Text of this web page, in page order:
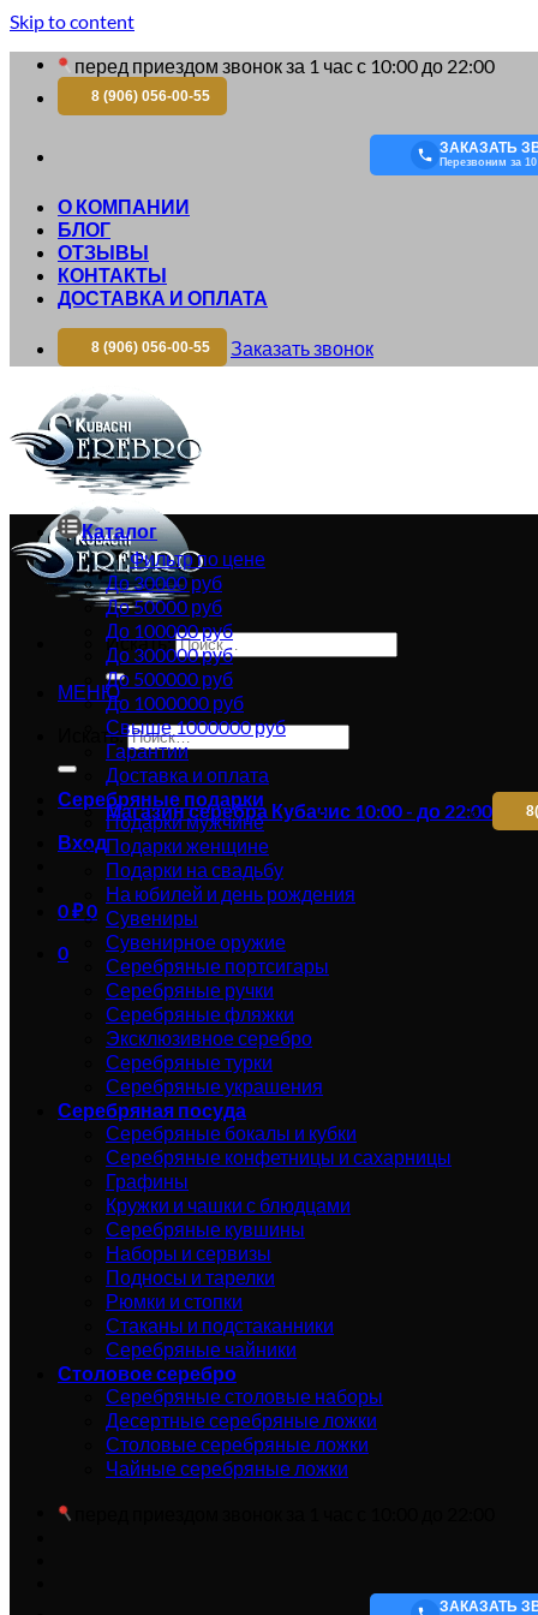
Skip to content
перед приездом звонок за 1 час с 10:00 до 22:00
8 (906) 056-00-55
ЗАКАЗАТЬ
Перезвоним за
О КОМПАНИИ
БЛОГ
ОТЗЫВЫ
КОНТАКТЫ
ДОСТАВКА И ОПЛАТА
8 (906) 056-00-55 Заказать звонок
Искать:
МЕНЮ
Искать:
Магазин серебра Кубачис 10:00 - до 22:00
Вход
0₽0
0
Каталог
Фильтр по цене
До 30000 руб
До 50000 руб
До 100000 руб
До 300000 руб
До 500000 руб
До 1000000 руб
Свыше 1000000 руб
Гарантии
Доставка и оплата
Серебряные подарки
Подарки мужчине
Подарки женщине
Подарки на свадьбу
На юбилей и день рождения
Сувениры
Сувенирное оружие
Серебряные портсигары
Серебряные ручки
Серебряные фляжки
Эксклюзивное серебро
Серебряные турки
Серебряные украшения
Серебряная посуда
Серебряные бокалы и кубки
Серебряные конфетницы и сахарницы
Графины
Кружки и чашки с блюдцами
Серебряные кувшины
Наборы и сервизы
Подносы и тарелки
Рюмки и стопки
Стаканы и подстаканники
Серебряные чайники
Столовое серебро
Серебряные столовые наборы
Десертные серебряные ложки
Столовые серебряные ложки
Чайные серебряные ложки
ЗАКАЗАТЬ